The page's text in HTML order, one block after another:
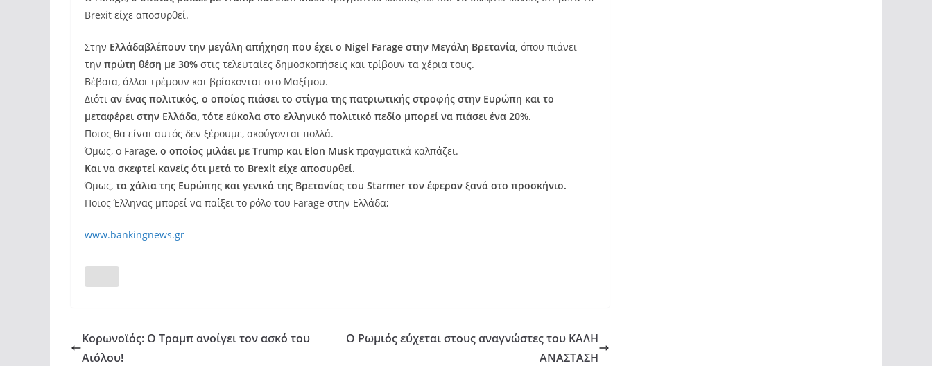
Brexit είχε αποσυρθεί.
Στην Ελλάδαβλέπουν την μεγάλη απήχηση που έχει ο Nigel Farage στην Μεγάλη Βρετανία, όπου πιάνει
την πρώτη θέση με 30% στις τελευταίες δημοσκοπήσεις και τρίβουν τα χέρια τους.
Βέβαια, άλλοι τρέμουν και βρίσκονται στο Μαξίμου.
Διότι αν ένας πολιτικός, ο οποίος πιάσει το στίγμα της πατριωτικής στροφής στην Ευρώπη και το
μεταφέρει στην Ελλάδα, τότε εύκολα στο ελληνικό πολιτικό πεδίο μπορεί να πιάσει ένα 20%.
Ποιος θα είναι αυτός δεν ξέρουμε, ακούγονται πολλά.
Όμως, ο Farage, ο οποίος μιλάει με Trump και Εlon Musk πραγματικά καλπάζει.
Και να σκεφτεί κανείς ότι μετά το Brexit είχε αποσυρθεί.
Όμως, τα χάλια της Ευρώπης και γενικά της Bρετανίας του Starmer τον έφεραν ξανά στο προσκήνιο.
Ποιος Έλληνας μπορεί να παίξει το ρόλο του Farage στην Ελλάδα;
www.bankingnews.gr
Κορωνοϊός: Ο Τραμπ ανοίγει τον ασκό του
Αιόλου!
Ο Ρωμιός εύχεται στους αναγνώστες του ΚΑΛΗ
ΑΝΑΣΤΑΣΗ